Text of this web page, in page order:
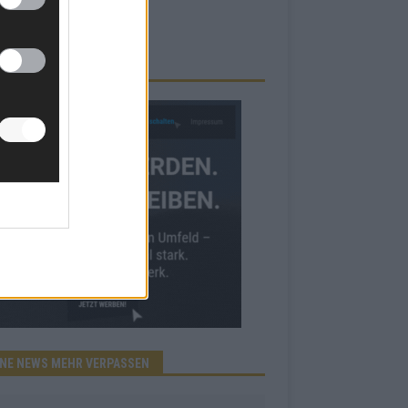
BEI UNS!
NEWS MEHR VERPASSEN